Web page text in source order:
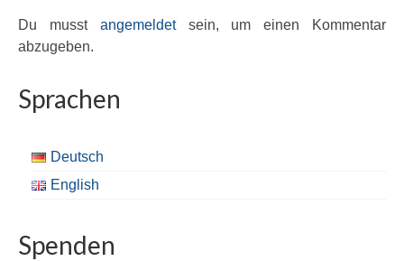
Du musst angemeldetsein, um einen Kommentar
abzugeben.
Sprachen
Deutsch
English
Spenden